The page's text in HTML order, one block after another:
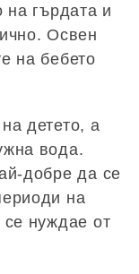
на гърдата и
Освен
на бебето
детето, а
вода.
добре да се
на
се нуждае от